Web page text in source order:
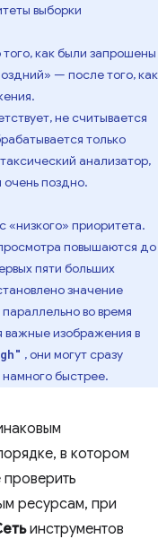
выборки
как были запрошены
— после того, как
не считывается
только
анализатор,
очень поздно.
приоритета.
повышаются до
пяти больших
значение
во время
важные изображения в
, они могут сразу
намного быстрее.
в котором
ресурсам, при
инструментов